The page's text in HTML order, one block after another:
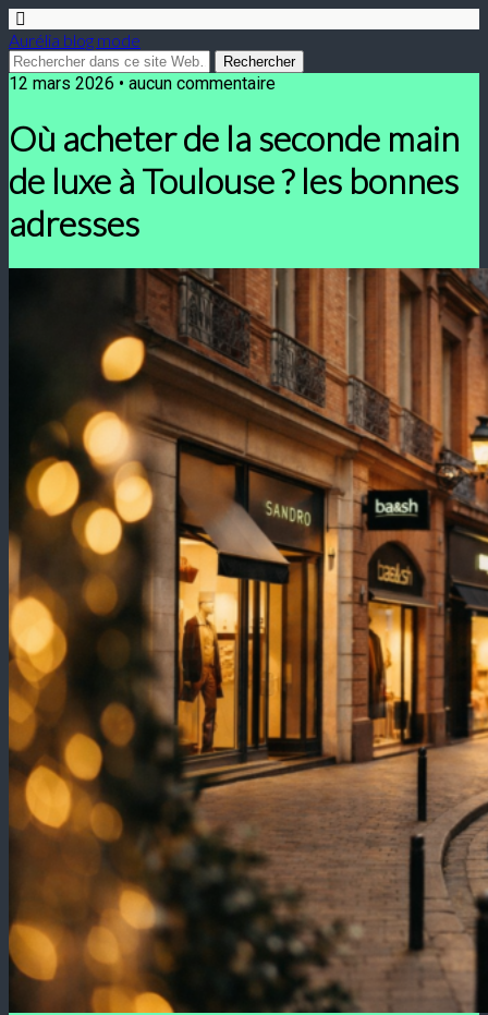
Aurélia blog mode
12 mars 2026 • aucun commentaire
Où acheter de la seconde main
de luxe à Toulouse ? les bonnes
adresses